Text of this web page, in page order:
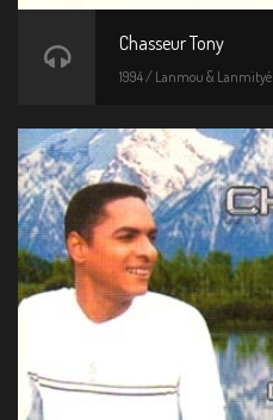
Chasseur Tony
1994 / Lanmou & Lanmityé